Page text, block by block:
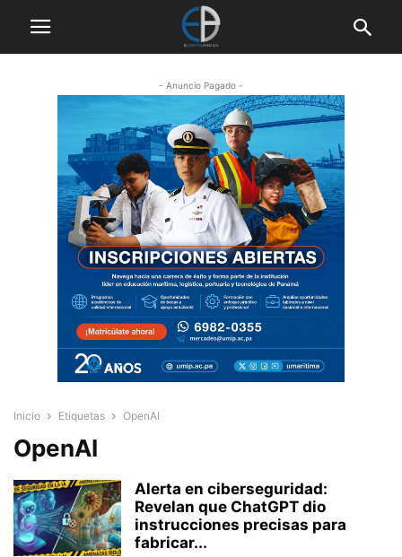
- Anuncio Pagado -
Inicio Etiquetas OpenAI
OpenAI
Alerta en ciberseguridad:
Revelan que ChatGPT dio
instrucciones precisas para
fabricar...